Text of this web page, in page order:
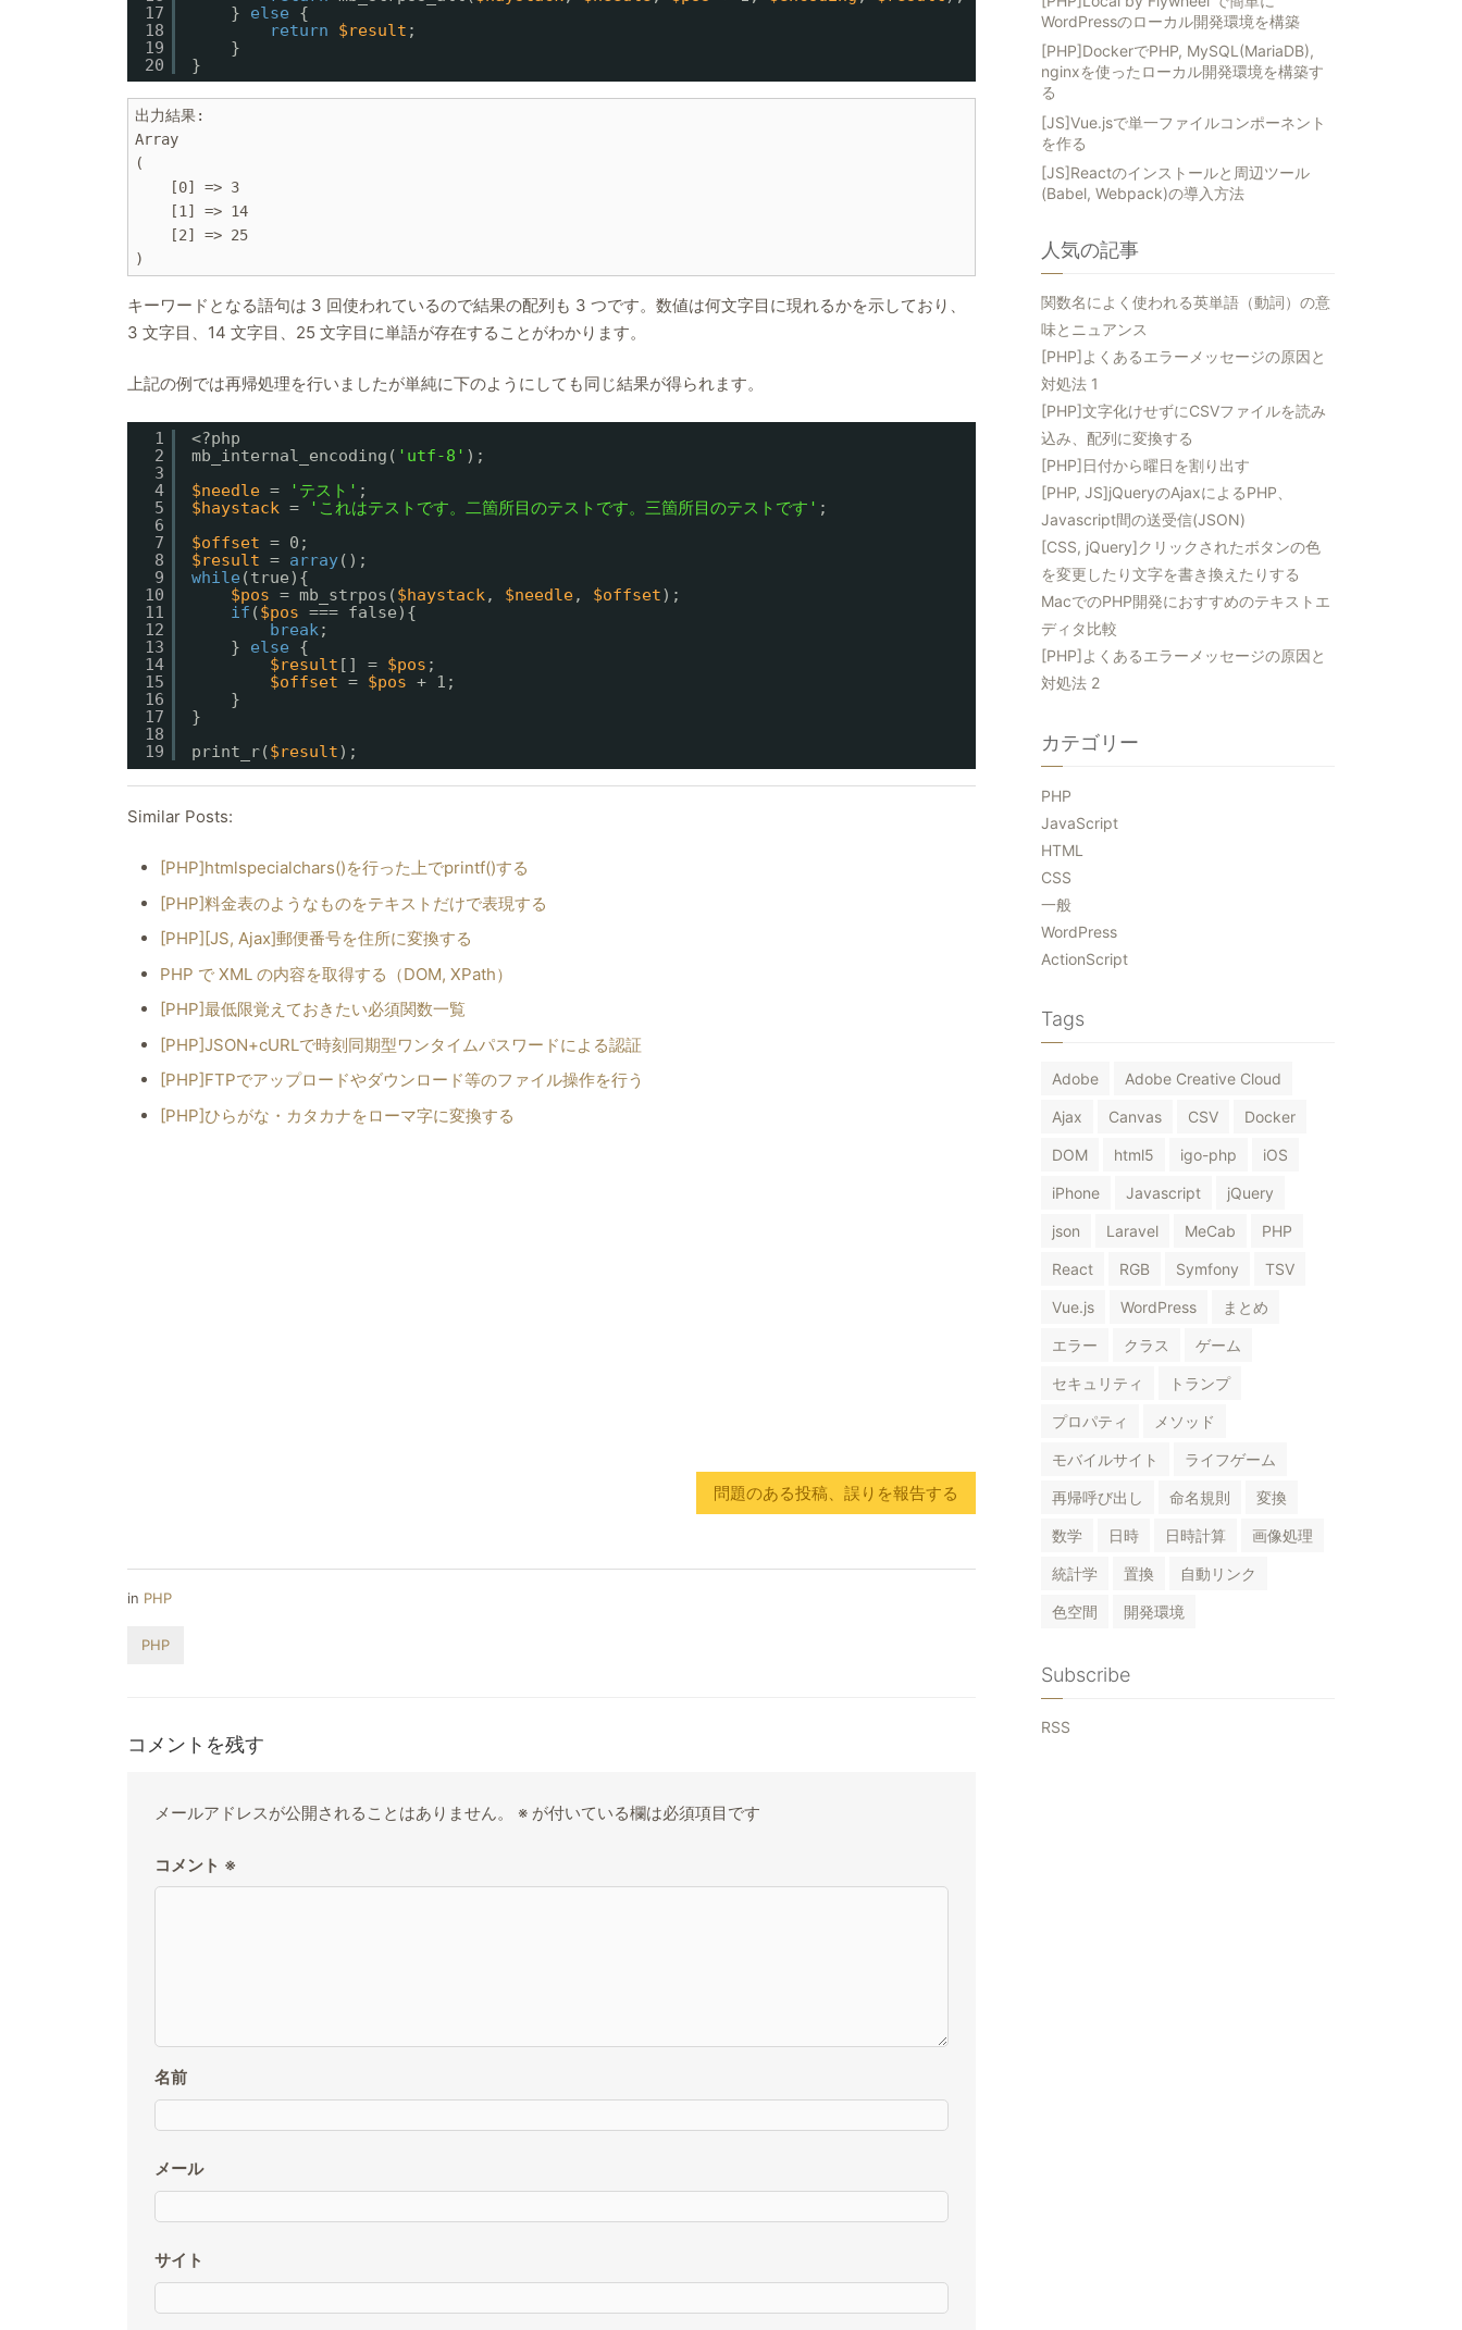
17
18
19
20
} else
{
return
$result ;
}
}
出力結果:
Array
(
    [0] => 3
    [1] => 14
    [2] => 25
キーワードとなる語句は 3 回使われているので結果の配列も 3 つです。数値は何文字目に現れるかを示しており、
3 文字目、14 文字目、25 文字目に単語が存在することがわかります。
上記の例では再帰処理を行いましたが単純に下のようにしても同じ結果が得られます。
1
2
3
4
5
6
7
8
9
10
11
12
13
14
15
16
17
18
19
<?php
mb_internal_encoding( 'utf-8' );
$needle = 'テスト' ;
$haystack = 'これはテストです。二箇所目のテストです。三箇所目のテストです' ;
$offset = 0;
$result = array();
while (true){
$pos = mb_strpos($haystack, $needle, $offset);
if ($pos === false){
break;
} else
{
$result [] = $pos ;
$offset = $pos + 1;
}
}
print_r($result);
Similar Posts:
[PHP]htmlspecialchars()を行った上でprintf()する
[PHP]料金表のようなものをテキストだけで表現する
[PHP][JS, Ajax]郵便番号を住所に変換する
PHP で XML の内容を取得する（DOM, XPath）
[PHP]最低限覚えておきたい必須関数一覧
[PHP]JSON+cURLで時刻同期型ワンタイムパスワードによる認証
[PHP]FTPでアップロードやダウンロード等のファイル操作を行う
[PHP]ひらがな・カタカナをローマ字に変換する
問題のある投稿、誤りを報告する
in PHP
PHP
コメントを残す
メールアドレスが公開されることはありません。 ※ が付いている欄は必須項目です
コメント ※
名前
メール
サイト
WordPressのローカル開発環境を構築
[PHP]DockerでPHP, MySQL(MariaDB),
nginxを使ったローカル開発環境を構築す
る
[JS]Vue.jsで単一ファイルコンポーネント
を作る
[JS]Reactのインストールと周辺ツール
(Babel, Webpack)の導入方法
人気の記事
関数名によく使われる英単語（動詞）の意
味とニュアンス
[PHP]よくあるエラーメッセージの原因と
対処法 1
[PHP]文字化けせずにCSVファイルを読み
込み、配列に変換する
[PHP]日付から曜日を割り出す
[PHP, JS]jQueryのAjaxによるPHP、
Javascript間の送受信(JSON)
[CSS, jQuery]クリックされたボタンの色
を変更したり文字を書き換えたりする
MacでのPHP開発におすすめのテキストエ
ディタ比較
[PHP]よくあるエラーメッセージの原因と
対処法 2
カテゴリー
PHP
JavaScript
HTML
CSS
一般
WordPress
ActionScript
Tags
Adobe Adobe Creative Cloud
Ajax Canvas CSV Docker
DOM html5 igo-php iOS
iPhone Javascript jQuery
json Laravel MeCab PHP
React RGB Symfony TSV
Vue.js WordPress まとめ
エラー クラス ゲーム
セキュリティ トランプ
プロパティ メソッド
モバイルサイト ライフゲーム
再帰呼び出し 命名規則 変換
数学 日時 日時計算 画像処理
統計学 置換 自動リンク
色空間 開発環境
Subscribe
RSS